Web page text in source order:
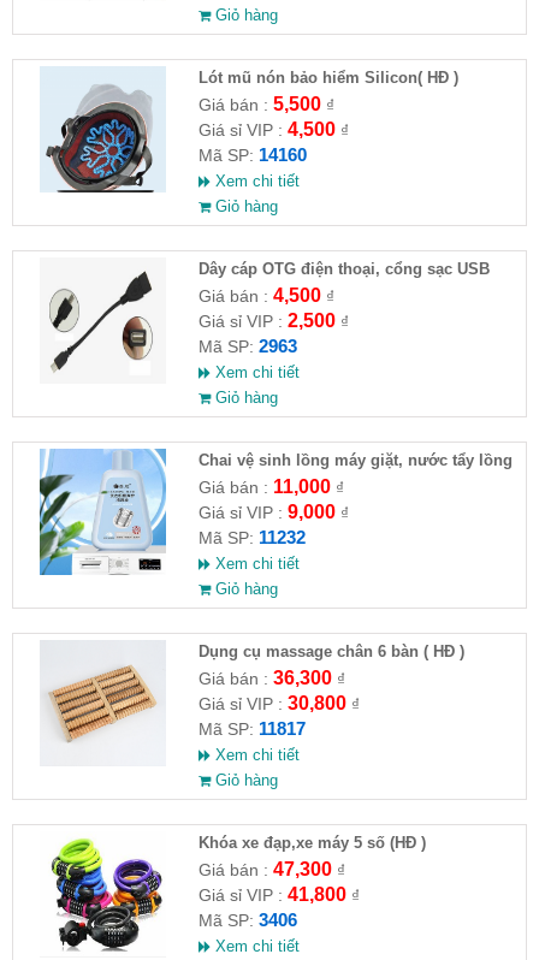
Giỏ hàng
Lót mũ nón bảo hiểm Silicon( HĐ )
Giá bán : 5,500₫
Giá sỉ VIP : 4,500₫
Mã SP: 14160
Xem chi tiết
Giỏ hàng
Dây cáp OTG điện thoại, cổng sạc USB
Giá bán : 4,500₫
Giá sỉ VIP : 2,500₫
Mã SP: 2963
Xem chi tiết
Giỏ hàng
Chai vệ sinh lồng máy giặt, nước tẩy lồng
máy giặt CLEANING FLUID
Giá bán : 11,000₫
Giá sỉ VIP : 9,000₫
Mã SP: 11232
Xem chi tiết
Giỏ hàng
Dụng cụ massage chân 6 bàn ( HĐ )
Giá bán : 36,300₫
Giá sỉ VIP : 30,800₫
Mã SP: 11817
Xem chi tiết
Giỏ hàng
Khóa xe đạp,xe máy 5 số (HĐ )
Giá bán : 47,300₫
Giá sỉ VIP : 41,800₫
Mã SP: 3406
Xem chi tiết